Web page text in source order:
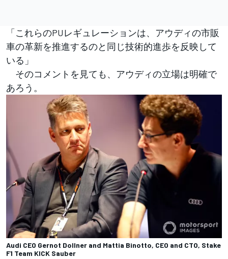
「これらのPUレギュレーションは、アウディの市販
車の革新を推進するのと同じ技術的進歩を反映して
いる」
そのコメントを見ても、アウディの立場は明確で
あろう。
Audi CEO Gernot Dollner and Mattia Binotto, CEO and CTO, Stake
F1 Team KICK Sauber